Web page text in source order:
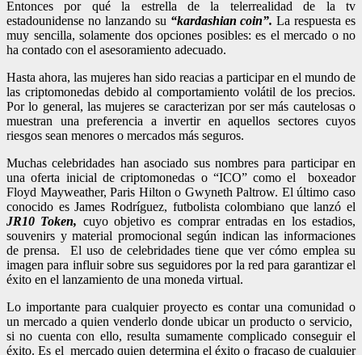
Entonces por qué la estrella de la telerrealidad de la tv
estadounidense no lanzando su “kardashian coin”.La respuesta es
muy sencilla, solamente dos opciones posibles: es el mercado o no
ha contado con el asesoramiento adecuado.
Hasta ahora, las mujeres han sido reacias a participar en el mundo de
las criptomonedas debido al comportamiento volátil de los precios.
Por lo general, las mujeres se caracterizan por ser más cautelosas o
muestran una preferencia a invertir en aquellos sectores cuyos
riesgos sean menores o mercados más seguros.
Muchas celebridades han asociado sus nombres para participar en
una oferta inicial de criptomonedas o “ICO” como el boxeador
Floyd Mayweather, Paris Hilton o Gwyneth Paltrow. El último caso
conocido es James Rodríguez, futbolista colombiano que lanzó el
JR10 Token, cuyo objetivo es comprar entradas en los estadios,
souvenirs y material promocional según indican las informaciones
de prensa. El uso de celebridades tiene que ver cómo emplea su
imagen para influir sobre sus seguidores por la red para garantizar el
éxito en el lanzamiento de una moneda virtual.
Lo importante para cualquier proyecto es contar una comunidad o
un mercado a quien venderlo donde ubicar un producto o servicio,
si no cuenta con ello, resulta sumamente complicado conseguir el
éxito. Es el mercado quien determina el éxito o fracaso de cualquier